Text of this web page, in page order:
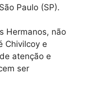
Paulo (SP).
Hermanos, não
Chivilcoy e
atenção e
ser